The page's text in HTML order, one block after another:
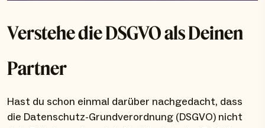
Verstehe die DSGVO als Deinen
Partner
Hast du schon einmal darüber nachgedacht, dass
die Datenschutz-Grundverordnung (DSGVO) nicht